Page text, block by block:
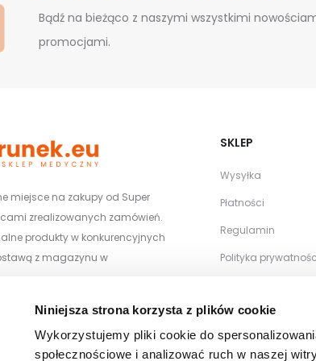
Niniejsza strona korzysta z plików cookie
Wykorzystujemy pliki cookie do
społecznościowe i analizować ruch w naszej
Bądź na bieżąco z naszymi wszystkimi
promocjami.
miejsce na zakupy od Super
zrealizowanych zamówień.
produkty w konkurencyjnych
z magazynu w
052 Komorniki
SKLEP
Wysyłka
Płatności
Regulamin
Polityka
Kontakt